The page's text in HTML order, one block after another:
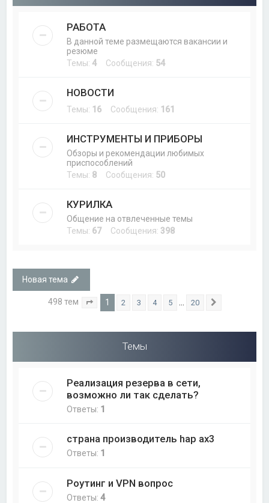
РАБОТА
В данной теме размещаются вакансии и
резюме
Темы:4 Сообщения: 54
НОВОСТИ
Темы: 16 Сообщения: 161
ИНСТРУМЕНТЫ И ПРИБОРЫ
Обзоры и рекомендации любимых
приспособлений
Темы: 8 Сообщения: 50
КУРИЛКА
Общение на отвлеченные темы
Темы: 67Сообщения: 398
Новая тема
498 тем Страница из 20
1 2 3 4 5 20
Темы
Реализация резерва в сети,
возможно ли так сделать?
Ответы: 1
страна производитель hap ax3
Ответы: 1
Роутинг и VPN вопрос
Ответы:4